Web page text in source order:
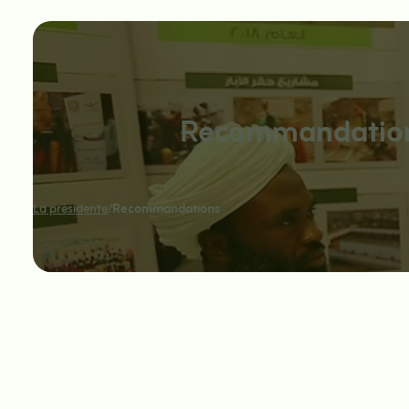
La présidente/Recommandations